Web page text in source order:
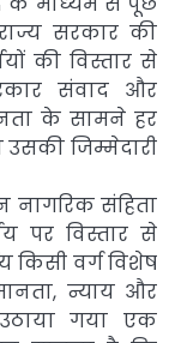
सरकार की
की विस्तार से
संवाद और
के सामने हर
जिम्मेदारी
नागरिक संहिता
पर विस्तार से
किसी वर्ग विशेष
न्याय और
गया एक